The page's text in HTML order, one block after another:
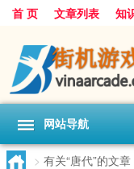
首 页 文章列表 知
网站导航
> 有关“唐代”的文章